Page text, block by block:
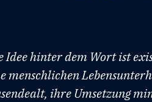
hinter dem Wort ist
menschlichen
ihre Umsetzung